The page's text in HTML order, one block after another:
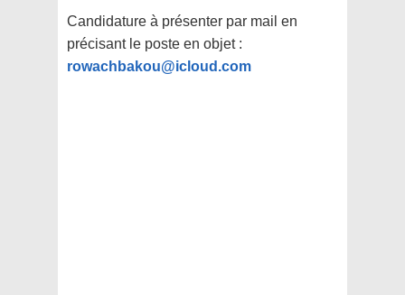
Candidature à présenter par mail en
précisant le poste en objet :
rowachbakou@icloud.com